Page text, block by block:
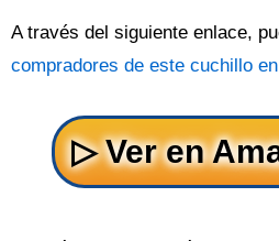
A través del siguiente enlace,
compradores de este cuchillo